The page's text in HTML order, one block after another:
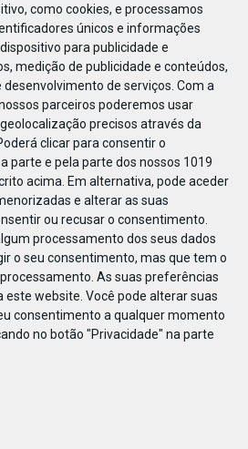
como cookies, e processamos
únicos e informações
para publicidade e
medição de publicidade e conteúdos,
de serviços. Com a
parceiros poderemos usar
precisos através da
clicar para consentir o
parte e pela parte dos nossos 1019
acima. Em alternativa, pode aceder
e alterar as suas
ou recusar o consentimento.
processamento dos seus dados
o seu consentimento, mas que tem o
As suas preferências
este website. Você pode alterar suas
consentimento a qualquer momento
no botão "Privacidade" na parte